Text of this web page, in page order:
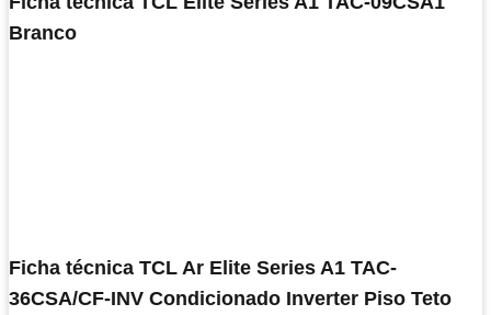
Branco
Ficha técnica TCL Ar Elite Series A1 TAC-
36CSA/CF-INV Condicionado Inverter Piso Teto